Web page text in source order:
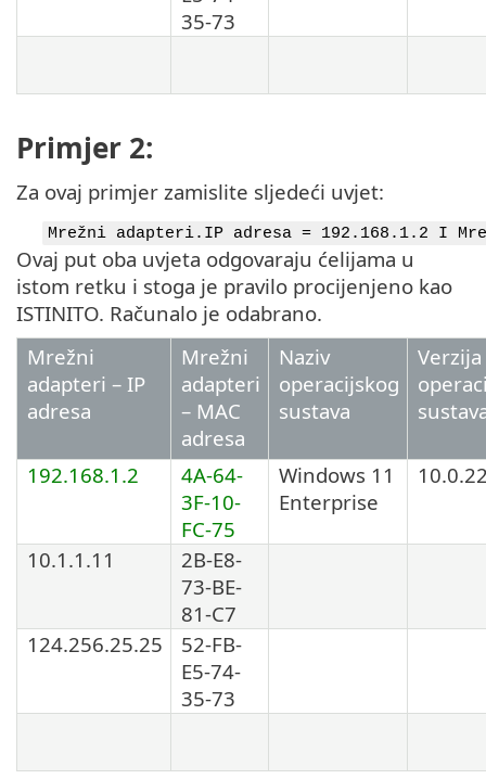
35-73
Primjer 2:
Za ovaj primjer zamislite sljedeći uvjet:
Mrežni adapteri.IP adresa = 192.168.1.2 I
Ovaj put oba uvjeta odgovaraju ćelijama u
istom retku i stoga je pravilo procijenjeno kao
ISTINITO. Računalo je odabrano.
Mrežni
adapteri – IP
adresa
Mrežni
adapteri
– MAC
adresa
Naziv
operacijskog
sustava
Verzija
192.168.1.2
4A-64-
3F-10-
FC-75
Windows 11
Enterprise
10.1.1.11
2B-E8-
73-BE-
81-C7
124.256.25.25
52-FB-
E5-74-
35-73